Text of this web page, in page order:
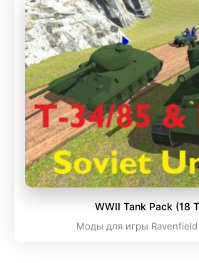
WWII Tank Pack (18
Моды для игры Ravenfield